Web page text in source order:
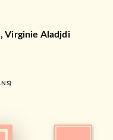
,Virginie Aladjdi